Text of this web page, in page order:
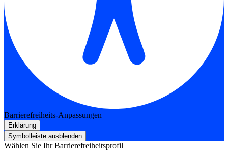
Barrierefreiheits-Anpassungen
Erklärung
Symbolleiste ausblenden
Wählen Sie Ihr Barrierefreiheitsprofil